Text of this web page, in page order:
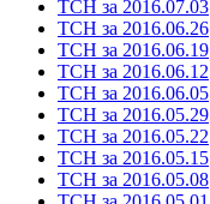
ТСН за 2016.07.03
ТСН за 2016.06.26
ТСН за 2016.06.19
ТСН за 2016.06.12
ТСН за 2016.06.05
ТСН за 2016.05.29
ТСН за 2016.05.22
ТСН за 2016.05.15
ТСН за 2016.05.08